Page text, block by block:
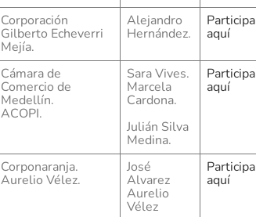
Corporación
Gilberto Echeverri
Mejía.
Alejandro
Hernández.
Participa
aquí
Cámara de
Comercio de
Medellín.
ACOPI.
Sara Vives.
Marcela
Cardona.
Julián Silva
Medina.
Participa
aquí
Corponaranja.
Aurelio Vélez.
José
Alvarez
Aurelio
Vélez
Participa
aquí